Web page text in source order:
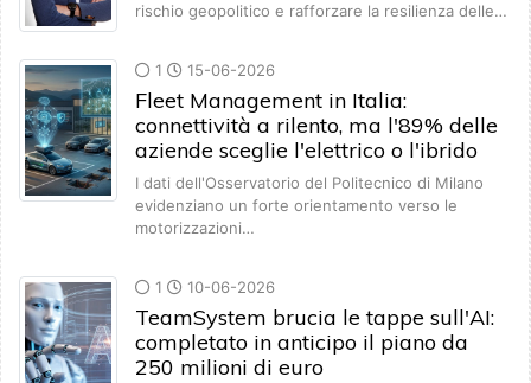
rischio geopolitico e rafforzare la resilienza delle…
1 15-06-2026
Fleet Management in Italia:
connettività a rilento, ma l'89% delle
aziende sceglie l'elettrico o l'ibrido
I dati dell'Osservatorio del Politecnico di Milano
evidenziano un forte orientamento verso le
motorizzazioni…
1 10-06-2026
TeamSystem brucia le tappe sull'AI:
completato in anticipo il piano da
250 milioni di euro